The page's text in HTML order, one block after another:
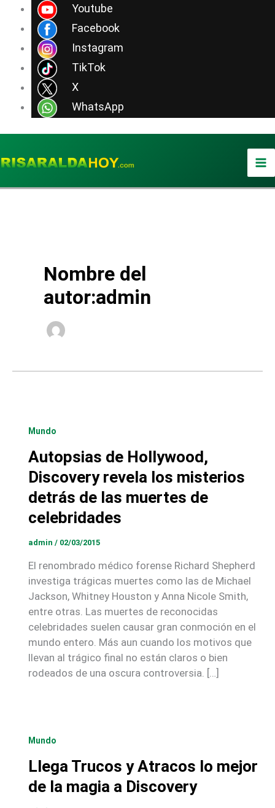
Youtube
Facebook
Instagram
TikTok
X
WhatsApp
contenido
Nombre del
autor:admin
Mundo
Autopsias de Hollywood,
Discovery revela los misterios
detrás de las muertes de
celebridades
admin / 02/03/2015
El renombrado médico forense Richard Shepherd
investiga trágicas muertes como las de Michael
Jackson, Whitney Houston y Anna Nicole Smith,
entre otras. Las muertes de reconocidas
celebridades suelen causar gran conmoción en el
mundo entero. Más aun cuando los motivos que
llevan al trágico final no están claros o bien
rodeados de una oscura controversia. […]
Mundo
Llega Trucos y Atracos lo mejor
de la magia a Discovery